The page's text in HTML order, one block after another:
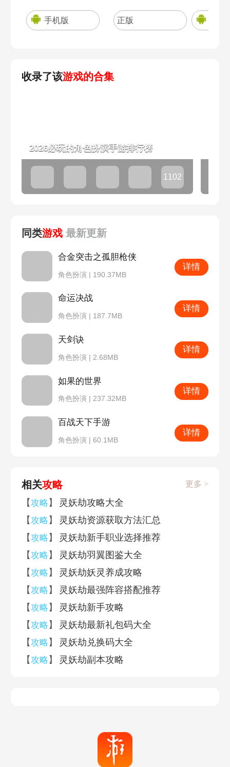
手机版 正版
收录了该游戏的合集
2026必玩的角色扮演手游排行榜
1102
同类游戏 最新更新
合金突击之孤胆枪侠
角色扮演 | 190.37MB
详情
命运决战
角色扮演 | 187.7MB
详情
天剑诀
角色扮演 | 2.68MB
详情
如果的世界
角色扮演 | 237.32MB
详情
百战天下手游
角色扮演 | 60.1MB
详情
相关攻略 更多 >
【攻略 】
灵妖劫攻略大全
【攻略 】
灵妖劫资源获取方法汇总
【攻略 】
灵妖劫新手职业选择推荐
【攻略 】
灵妖劫羽翼图鉴大全
【攻略 】
灵妖劫妖灵养成攻略
【攻略 】
灵妖劫最强阵容搭配推荐
【攻略 】
灵妖劫新手攻略
【攻略 】
灵妖劫最新礼包码大全
【攻略 】
灵妖劫兑换码大全
【攻略 】 灵妖劫副本攻略